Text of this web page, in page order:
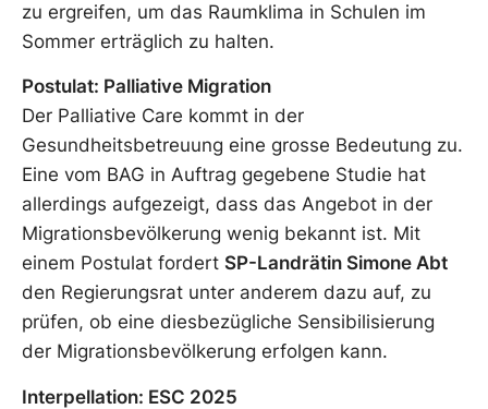
zu ergreifen, um das Raumklima in Schulen im
Sommer erträglich zu halten.
Postulat: Palliative Migration
Der Palliative Care kommt in der
Gesundheitsbetreuung eine grosse Bedeutung zu.
Eine vom BAG in Auftrag gegebene Studie hat
allerdings aufgezeigt, dass das Angebot in der
Migrationsbevölkerung wenig bekannt ist. Mit
einem Postulat fordert SP-Landrätin Simone Abt
den Regierungsrat unter anderem dazu auf, zu
prüfen, ob eine diesbezügliche Sensibilisierung
der Migrationsbevölkerung erfolgen kann.
Interpellation: ESC 2025